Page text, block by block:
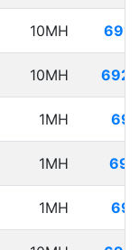
10MH
10MH
1MH
1MH
1MH